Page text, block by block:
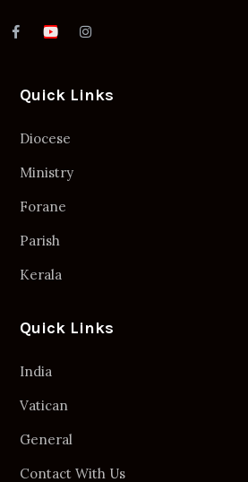
Quick Links
Diocese
Ministry
Forane
Parish
Kerala
Quick Links
India
Vatican
General
Contact With Us